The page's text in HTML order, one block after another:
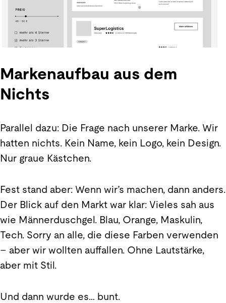
Markenaufbau aus dem
Nichts
Parallel dazu: Die Frage nach unserer Marke. Wir
hatten nichts. Kein Name, kein Logo, kein Design.
Nur graue Kästchen.
Fest stand aber: Wenn wir’s machen, dann anders.
Der Blick auf den Markt war klar: Vieles sah aus
wie Männerduschgel. Blau, Orange, Maskulin,
Tech. Sorry an alle, die diese Farben verwenden
– aber wir wollten auffallen. Ohne Lautstärke,
aber mit Stil.
Und dann wurde es… bunt.